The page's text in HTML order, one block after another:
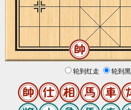
轮到红走 轮到